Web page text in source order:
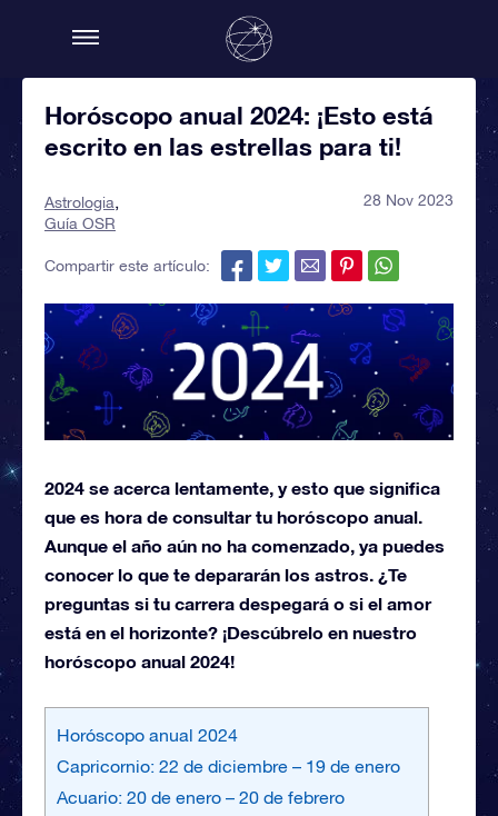
Horóscopo anual 2024: ¡Esto está
escrito en las estrellas para ti!
Astrologia
Guía OSR
28 Nov 2023
Compartir este artículo:
2024 se acerca lentamente, y esto que significa
que es hora de consultar tu horóscopo anual.
Aunque el año aún no ha comenzado, ya puedes
conocer lo que te depararán los astros. ¿Te
preguntas si tu carrera despegará o si el amor
está en el horizonte? ¡Descúbrelo en nuestro
horóscopo anual 2024!
Horóscopo anual 2024
Capricornio: 22 de diciembre – 19 de enero
Acuario: 20 de enero – 20 de febrero